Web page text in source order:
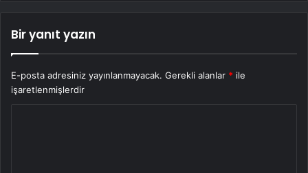
Bir yanıt yazın
E-posta adresiniz yayınlanmayacak. Gerekli alanlar * ile
işaretlenmişlerdir